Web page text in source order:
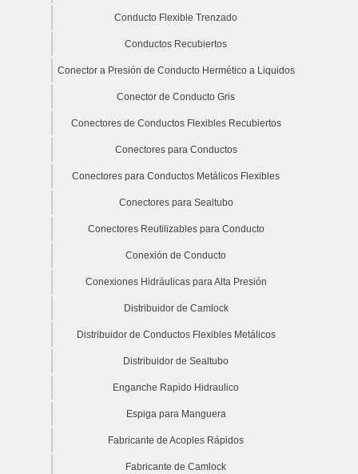
Conducto Flexible Trenzado
Conductos Recubiertos
Conector a Presión de Conducto Hermético a Liquidos
Conector de Conducto Gris
Conectores de Conductos Flexibles Recubiertos
Conectores para Conductos
Conectores para Conductos Metálicos Flexibles
Conectores para Sealtubo
Conectores Reutilizables para Conducto
Conexión de Conducto
Conexiones Hidráulicas para Alta Presión
Distribuidor de Camlock
Distribuidor de Conductos Flexibles Metálicos
Distribuidor de Sealtubo
Enganche Rapido Hidraulico
Espiga para Manguera
Fabricante de Acoples Rápidos
Fabricante de Camlock